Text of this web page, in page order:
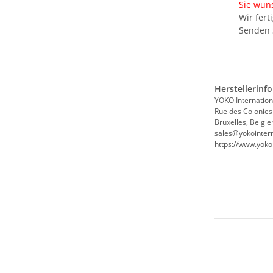
Sie
Wir
Senden
YOKO
Rue des
Bruxelles,
https://